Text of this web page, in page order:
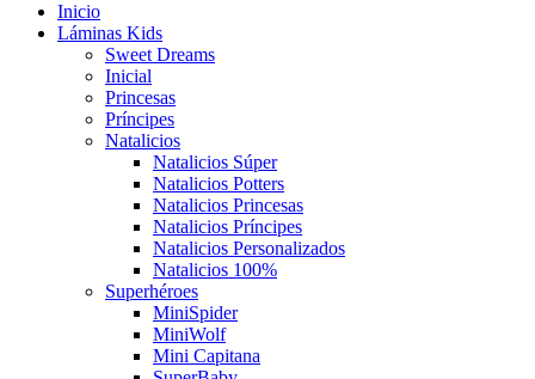
Inicio
Láminas Kids
Sweet Dreams
Inicial
Princesas
Príncipes
Natalicios
Natalicios Súper
Natalicios Potters
Natalicios Princesas
Natalicios Príncipes
Natalicios Personalizados
Natalicios 100%
Superhéroes
MiniSpider
MiniWolf
Mini Capitana